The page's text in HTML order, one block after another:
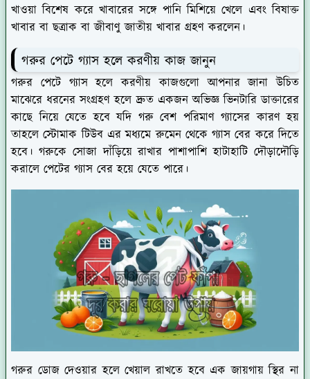
খাওয়া বিশেষ করে খাবারের সঙ্গে পানি মিশিয়ে খেলে এবং বিষাক্ত
খাবার বা ছত্রাক বা জীবাণু জাতীয় খাবার গ্রহণ করলেন।
গরুর পেটে গ্যাস হলে করণীয় কাজ জানুন
গরুর পেটে গ্যাস হলে করণীয় কাজগুলো আপনার জানা উচিত
মাঝেরে ধরনের সংগ্রহণ হলে দ্রুত একজন অভিজ্ঞ ভিনটারি ডাক্তারের
কাছে নিয়ে যেতে হবে যদি গরু বেশ পরিমাণ গ্যাসের কারণ হয়
তাহলে স্টোমাক টিউব এর মধ্যমে রুমেন থেকে গ্যাস বের করে দিতে
হবে। গরুকে সোজা দাঁড়িয়ে রাখার পাশাপাশি হাটাহাটি দৌড়াদৌড়ি
করালে পেটের গ্যাস বের হয়ে যেতে পারে।
গরুর ডোজ দেওয়ার হলে খেয়াল রাখতে হবে এক জায়গায় স্থির না